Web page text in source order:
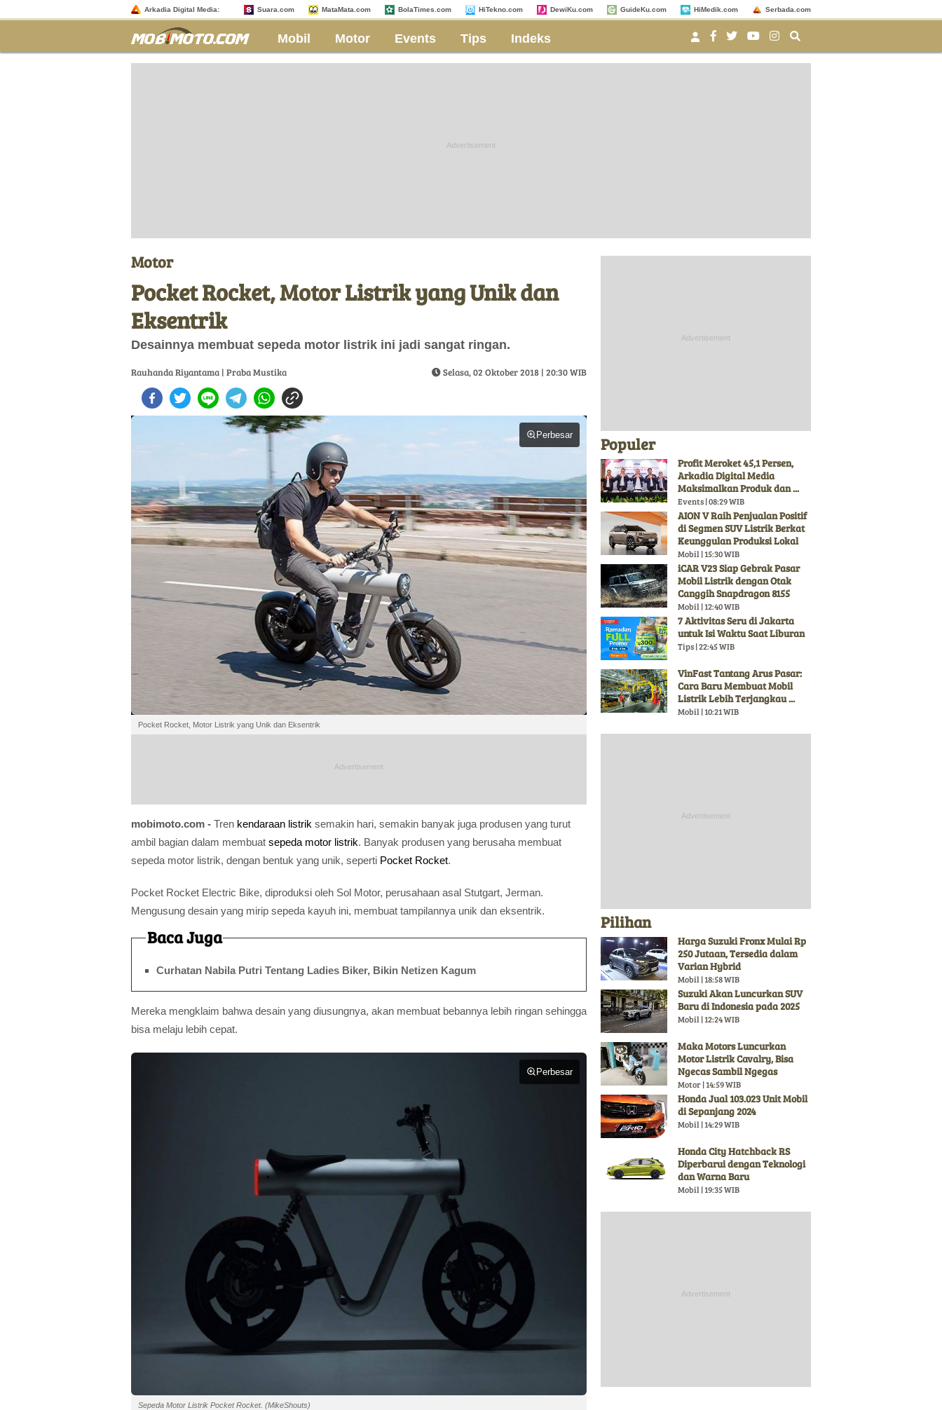
Arkadia Digital Media: Suara.com MataMata.com BolaTimes.com HiTekno.com DewiKu.com GuideKu.com HiMedik.com Serbada.com
Mobil Motor Events Tips Indeks
Motor
Pocket Rocket, Motor Listrik yang Unik dan
Eksentrik
Desainnya membuat sepeda motor listrik ini jadi sangat ringan.
Rauhanda Riyantama | Praba Mustika Selasa, 02 Oktober 2018 | 20:30 WIB
Perbesar
Pocket Rocket, Motor Listrik yang Unik dan Eksentrik
mobimoto.com - Tren kendaraan listrik semakin hari, semakin banyak juga produsen yang turut
ambil bagian dalam membuat sepeda motor listrik. Banyak produsen yang berusaha membuat
sepeda motor listrik, dengan bentuk yang unik, seperti Pocket Rocket.
Pocket Rocket Electric Bike, diproduksi oleh Sol Motor, perusahaan asal Stutgart, Jerman.
Mengusung desain yang mirip sepeda kayuh ini, membuat tampilannya unik dan eksentrik.
Baca Juga
Curhatan Nabila Putri Tentang Ladies Biker, Bikin Netizen Kagum
Mereka mengklaim bahwa desain yang diusungnya, akan membuat bebannya lebih ringan sehingga
bisa melaju lebih cepat.
Perbesar
Sepeda Motor Listrik Pocket Rocket. (MikeShouts)
Populer
Profit Meroket 45,1 Persen,
Arkadia Digital Media
Maksimalkan Produk dan ...
Events | 08:29 WIB
AION V Raih Penjualan Positif
di Segmen SUV Listrik Berkat
Keunggulan Produksi Lokal
Mobil | 15:30 WIB
iCAR V23 Siap Gebrak Pasar
Mobil Listrik dengan Otak
Canggih Snapdragon 8155
Mobil | 12:40 WIB
7 Aktivitas Seru di Jakarta
untuk Isi Waktu Saat Liburan
Tips | 22:45 WIB
VinFast Tantang Arus Pasar:
Cara Baru Membuat Mobil
Listrik Lebih Terjangkau ...
Mobil | 10:21 WIB
Pilihan
Harga Suzuki Fronx Mulai Rp
250 Jutaan, Tersedia dalam
Varian Hybrid
Mobil | 18:58 WIB
Suzuki Akan Luncurkan SUV
Baru di Indonesia pada 2025
Mobil | 12:24 WIB
Maka Motors Luncurkan
Motor Listrik Cavalry, Bisa
Ngecas Sambil Ngegas
Motor | 14:59 WIB
Honda Jual 103.023 Unit Mobil
di Sepanjang 2024
Mobil | 14:29 WIB
Honda City Hatchback RS
Diperbarui dengan Teknologi
dan Warna Baru
Mobil | 19:35 WIB